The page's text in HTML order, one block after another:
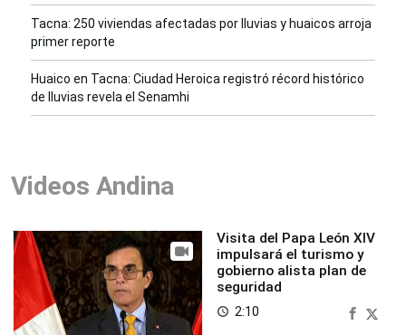
Tacna: 250 viviendas afectadas por lluvias y huaicos arroja
primer reporte
Huaico en Tacna: Ciudad Heroica registró récord histórico
de lluvias revela el Senamhi
Videos Andina
Visita del Papa León XIV
impulsará el turismo y
gobierno alista plan de
seguridad
access_time 2:10